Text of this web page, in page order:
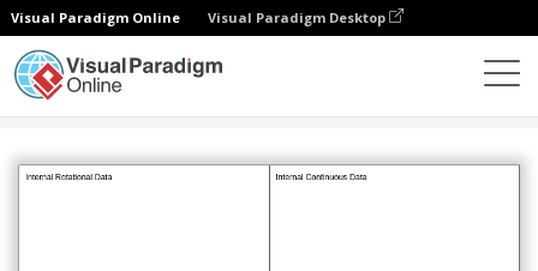
Visual Paradigm Online Visual Paradigm Desktop